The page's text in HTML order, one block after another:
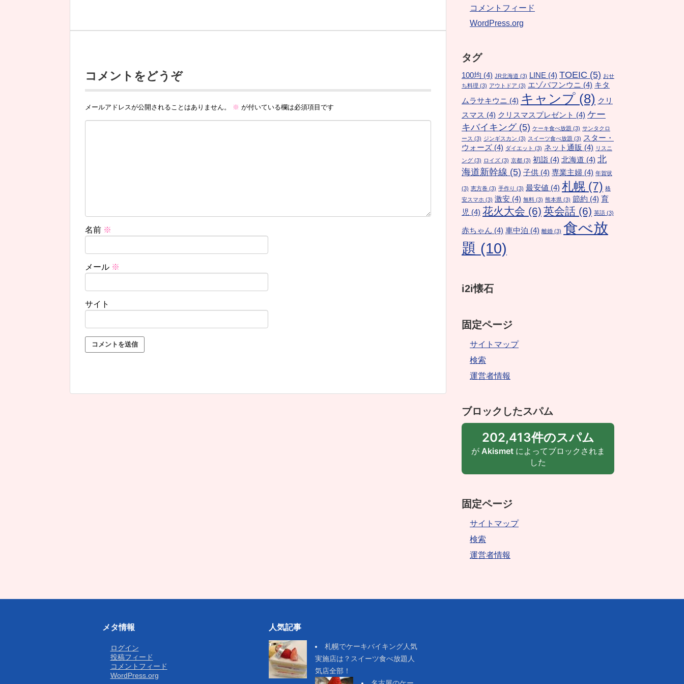
コメントをどうぞ
メールアドレスが公開されることはありません。 ※ が付いている欄は必須項目です
名前 ※
メール ※
サイト
コメントフィード
WordPress.org
タグ
100均 (4) JR北海道 (3) LINE (4) TOEIC (5) おせ
ち料理 (3) アウトドア (3) エゾバフンウニ (4) キタ
ムラサキウニ (4) キャンプ (8) クリ
スマス (4) クリスマスプレゼント (4) ケー
キバイキング(5) ケーキ食べ放題 (3) サンタクロ
ース (3) ジンギスカン (3) スイーツ食べ放題 (3) スター・
ウォーズ (4) ダイエット (3) ネット通販 (4) リスニ
ング (3) ロイズ (3) 京都 (3) 初詣 (4) 北海道 (4) 北
海道新幹線 (5) 子供 (4) 専業主婦 (4) 年賀状
(3) 恵方巻 (3) 手作り (3) 最安値 (4) 札幌 (7) 格
安スマホ (3) 激安 (4) 無料 (3) 熊本県 (3) 節約 (4) 育
児 (4) 花火大会 (6) 英会話 (6) 英語 (3)
赤ちゃん (4) 車中泊 (4) 離婚 (3) 食べ放
題 (10)
i2i懐石
固定ページ
サイトマップ
検索
運営者情報
ブロックしたスパム
202,413件のスパム
が Akismetによってブロックされま
した
固定ページ
サイトマップ
検索
運営者情報
メタ情報
ログイン
投稿フィード
コメントフィード
WordPress.org
人気記事
札幌でケーキバイキング人気
実施店は？スイーツ食べ放題人
気店全部！